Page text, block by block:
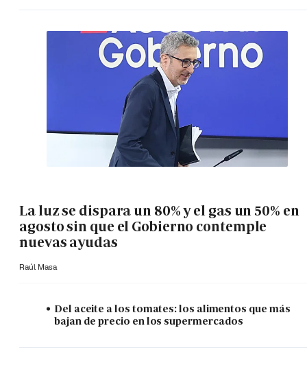
La luz se dispara un 80% y el gas un 50% en
agosto sin que el Gobierno contemple
nuevas ayudas
Raúl Masa
Del aceite a los tomates: los alimentos que más
bajan de precio en los supermercados